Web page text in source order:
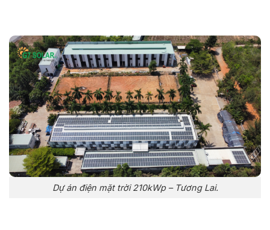
Dự án điện mặt trời 210kWp – Tương Lai.